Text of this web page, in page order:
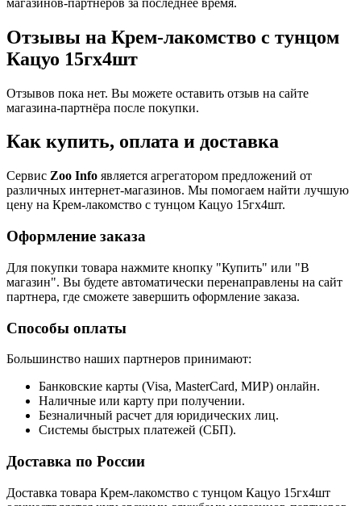
Отзывы на Крем-лакомство с тунцом
Кацуо 15гх4шт
Отзывов пока нет. Вы можете оставить отзыв на сайте
магазина-партнёра после покупки.
Как купить, оплата и доставка
Сервис Zoo Info является агрегатором предложений от
различных интернет-магазинов. Мы помогаем найти лучшую
цену на Крем-лакомство с тунцом Кацуо 15гх4шт.
Оформление заказа
Для покупки товара нажмите кнопку "Купить" или "В
магазин". Вы будете автоматически перенаправлены на сайт
партнера, где сможете завершить оформление заказа.
Способы оплаты
Большинство наших партнеров принимают:
Банковские карты (Visa, MasterCard, МИР) онлайн.
Наличные или карту при получении.
Безналичный расчет для юридических лиц.
Системы быстрых платежей (СБП).
Доставка по России
Доставка товара Крем-лакомство с тунцом Кацуо 15гх4шт